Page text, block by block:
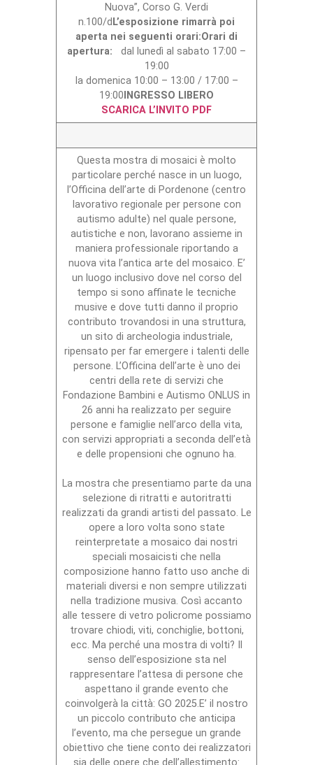
Nuova”, Corso G. Verdi
n.100/d L’esposizione rimarrà poi
aperta nei seguenti orari:Orari di
apertura:
dal lunedì al sabato 17:00 –
19:00
la domenica 10:00 – 13:00 / 17:00 –
19:00 INGRESSO LIBERO
SCARICA L’INVITO PDF
Questa mostra di mosaici è molto
particolare perché nasce in un luogo,
l’Officina dell’arte di Pordenone (centro
lavorativo regionale per persone con
autismo adulte) nel quale persone,
autistiche e non, lavorano assieme in
maniera professionale riportando a
nuova vita l’antica arte del mosaico. E’
un luogo inclusivo dove nel corso del
tempo si sono affinate le tecniche
musive e dove tutti danno il proprio
contributo trovandosi in una struttura,
un sito di archeologia industriale,
ripensato per far emergere i talenti delle
persone. L’Officina dell’arte è uno dei
centri della rete di servizi che
Fondazione Bambini e Autismo ONLUS in
26 anni ha realizzato per seguire
persone e famiglie nell’arco della vita,
con servizi appropriati a seconda dell’età
e delle propensioni che ognuno ha.
La mostra che presentiamo parte da una
selezione di ritratti e autoritratti
realizzati da grandi artisti del passato. Le
opere a loro volta sono state
reinterpretate a mosaico dai nostri
speciali mosaicisti che nella
composizione hanno fatto uso anche di
materiali diversi e non sempre utilizzati
nella tradizione musiva. Così accanto
alle tessere di vetro policrome possiamo
trovare chiodi, viti, conchiglie, bottoni,
ecc. Ma perché una mostra di volti? Il
senso dell’esposizione sta nel
rappresentare l’attesa di persone che
aspettano il grande evento che
coinvolgerà la città: GO 2025.E’ il nostro
un piccolo contributo che anticipa
l’evento, ma che persegue un grande
obiettivo che tiene conto dei realizzatori
sia delle opere che dell’allestimento: